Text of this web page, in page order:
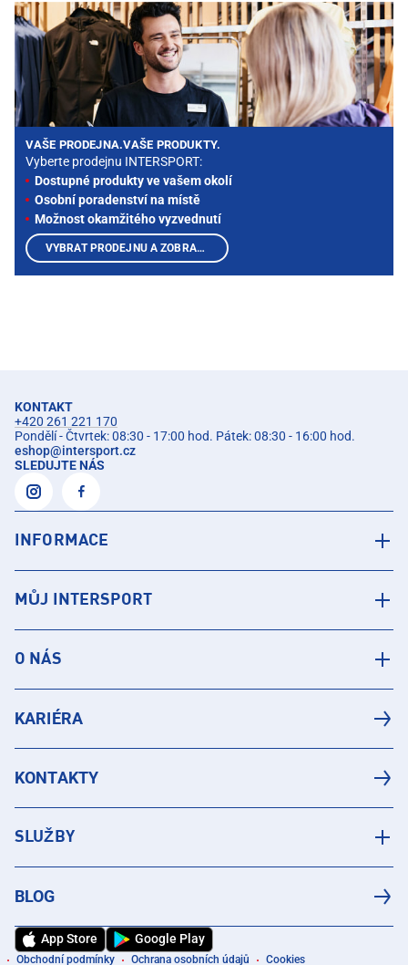
VAŠE PRODEJNA.VAŠE PRODUKTY.
Vyberte prodejnu INTERSPORT:
Dostupné produkty ve vašem okolí
Osobní poradenství na místě
Možnost okamžitého vyzvednutí
VYBRAT PRODEJNU A ZOBRAZIT PRODUKTY
KONTAKT
+420 261 221 170
Pondělí - Čtvrtek: 08:30 - 17:00 hod. Pátek: 08:30 - 16:00 hod.
eshop@intersport.cz
SLEDUJTE NÁS
INFORMACE
MŮJ INTERSPORT
O NÁS
KARIÉRA
KONTAKTY
SLUŽBY
BLOG
App Store Google Play
Obchodní podmínky Ochrana osobních údajů Cookies